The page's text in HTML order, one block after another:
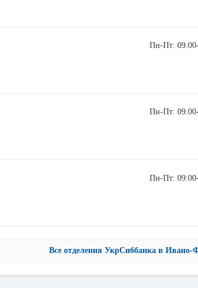
Пн-Пт:
Пн-Пт:
Пн-Пт:
Все отделения УкрСиббанка в Ивано-